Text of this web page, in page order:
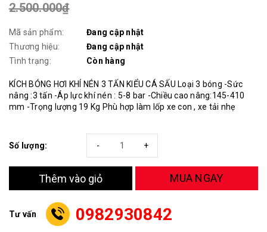
2.500.000₫
Mã sản phẩm:
Đang cập nhật
Thương hiệu:
Đang cập nhật
Tình trạng:
Còn hàng
KÍCH BÓNG HƠI KHÍ NÉN 3 TẤN KIỂU CÁ SẤU Loại 3 bóng -Sức
nâng :3 tấn -Áp lực khí nén : 5-8 bar -Chiều cao nâng:145-410
mm -Trọng lượng 19 Kg Phù hợp làm lốp xe con , xe tải nhẹ
Số lượng: +
-
Thêm vào giỏ MUA NGAY
Tư vấn 0982930842